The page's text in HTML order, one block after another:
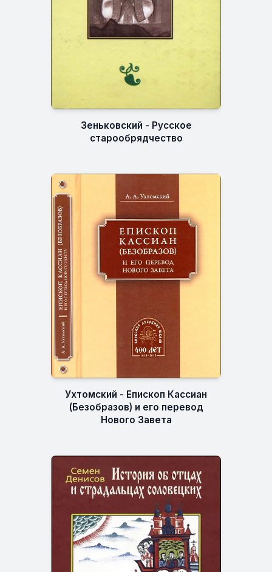
Зеньковский - Русское
старообрядчество
Ухтомский - Епископ Кассиан
(Безобразов) и его перевод
Нового Завета